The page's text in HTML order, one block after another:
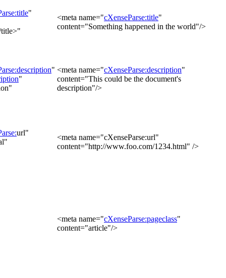
"
<meta name="cXenseParse:title"
content="Something happened in the world"/>
"
"
<meta name="cXenseParse:description"
content="This could be the document's
description"/>
url"
<meta name="cXenseParse:url"
content="http://www.foo.com/1234.html" />
<meta name="cXenseParse:pageclass"
content="article"/>